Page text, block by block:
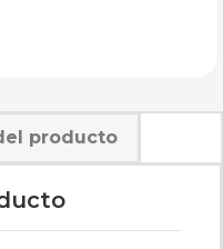
producto